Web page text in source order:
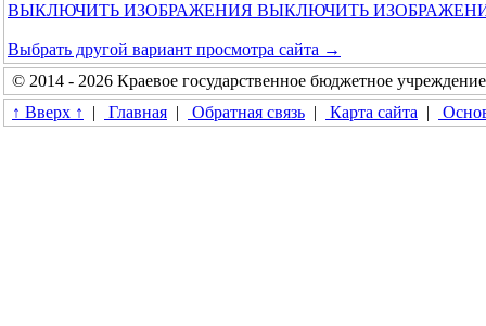
ВЫКЛЮЧИТЬ ИЗОБРАЖЕНИЯ ВЫКЛЮЧИТЬ
Выбрать другой вариант просмотра сайта →
© 2014 - 2026 Краевое государственное бюджетное
↑ Вверх ↑
| Главная | Обратная связь | Карта сайта |